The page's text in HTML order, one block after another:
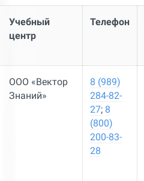
Учебный
центр
Телефон
ООО «Вектор
Знаний»
8 (989)
284-82-
27; 8
(800)
200-83-
28